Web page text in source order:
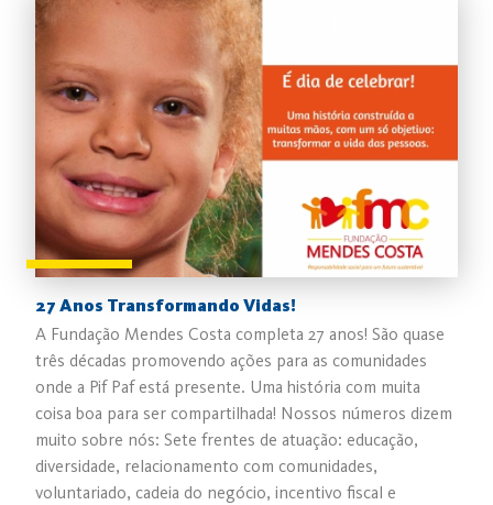
27 Anos Transformando Vidas!
A Fundação Mendes Costa completa 27 anos! São quase
três décadas promovendo ações para as comunidades
onde a Pif Paf está presente. Uma história com muita
coisa boa para ser compartilhada! Nossos números dizem
muito sobre nós: Sete frentes de atuação: educação,
diversidade, relacionamento com comunidades,
voluntariado, cadeia do negócio, incentivo fiscal e